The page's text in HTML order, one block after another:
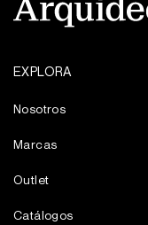
EXPLORA
Nosotros
Marcas
Outlet
Catálogos